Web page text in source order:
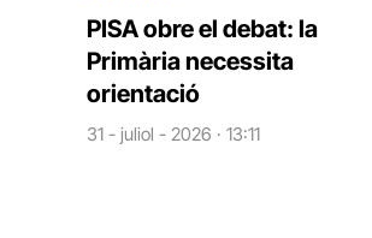
PISA obre el debat: la
Primària necessita
orientació
31 - juliol - 2026 · 13:11